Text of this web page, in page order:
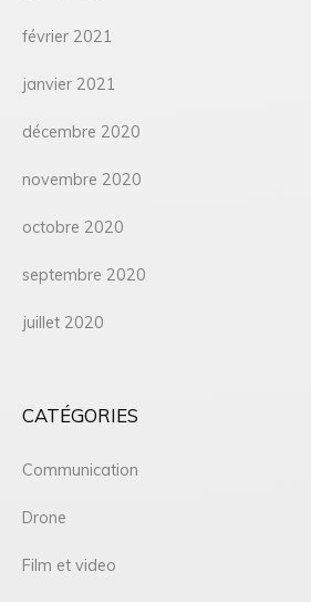
février 2021
janvier 2021
décembre 2020
novembre 2020
octobre 2020
septembre 2020
juillet 2020
CATÉGORIES
Communication
Drone
Film et video